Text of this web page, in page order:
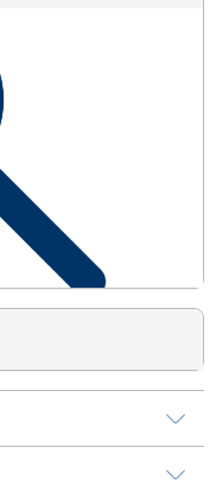
och enkelt
använda "Hämta